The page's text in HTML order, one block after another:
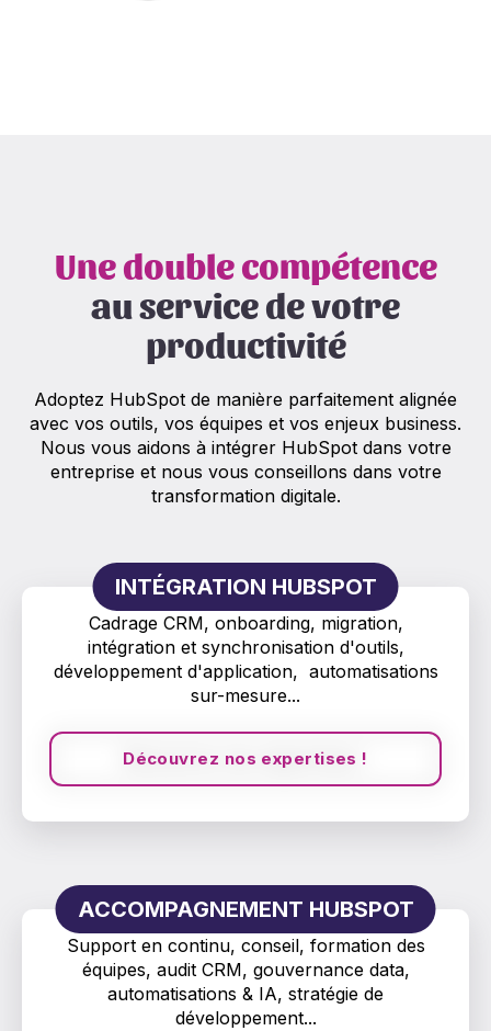
Une double compétence
au service de votre
productivité
Adoptez HubSpot de manière parfaitement alignée
avec vos outils, vos équipes et vos enjeux business.
Nous vous aidons à intégrer HubSpot dans votre
entreprise et nous vous conseillons dans votre
transformation digitale.
INTÉGRATION HUBSPOT
Cadrage CRM, onboarding, migration,
intégration et synchronisation d'outils,
développement d'application, automatisations
sur-mesure...
Découvrez nos expertises !
ACCOMPAGNEMENT HUBSPOT
Support en continu, conseil, formation des
équipes, audit CRM, gouvernance data,
automatisations & IA, stratégie de
développement...